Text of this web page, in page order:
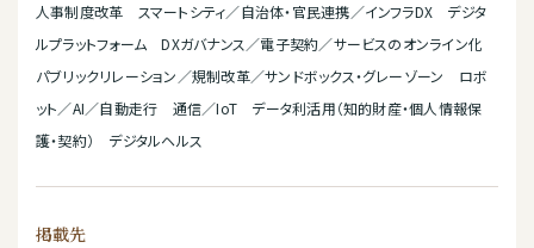
人事制度改革 スマートシティ／自治体・官民連携／インフラDX デジタ
ルプラットフォーム DXガバナンス／電子契約／サービスのオンライン化
パブリックリレーション／規制改革／サンドボックス・グレーゾーン ロボ
ット／AI／自動走行 通信／IoT データ利活用（知的財産・個人情報保
護・契約） デジタルヘルス
掲載先